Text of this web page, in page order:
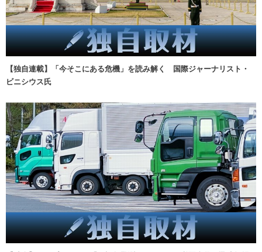
【独自連載】「今そこにある危機」を読み解く 国際ジャーナリスト・
ビニシウス氏